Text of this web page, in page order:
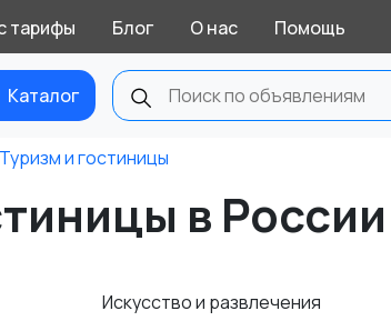
тарифы Блог О нас Помощь
Каталог
Туризм и гостиницы
в России
Искусство и развлечения